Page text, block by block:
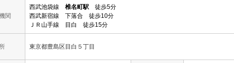
関
西武池袋線 椎名町駅 徒歩5分
西武新宿線 下落合 徒歩10分
ＪＲ山手線 目白 徒歩15分
東京都豊島区目白５丁目